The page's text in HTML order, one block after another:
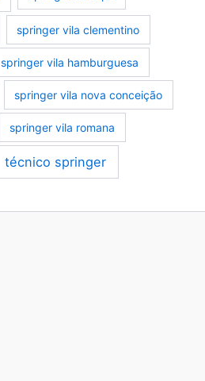
springer vila clementino
springer vila hamburguesa
springer vila nova conceição
springer vila romana
técnico springer